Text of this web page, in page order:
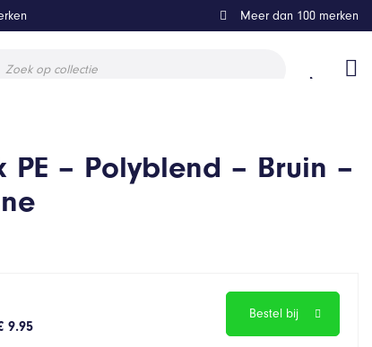
Meer dan 100 merken
PE – Polyblend – Bruin –
9.95
Bestel bij